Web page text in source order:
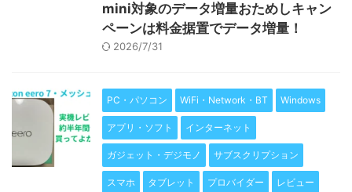
mini対象のデータ増量おためしキャン
ペーンは料金据置でデータ増量！
2026/7/31
PC・パソコン WiFi・Network・BT Windows
アプリ・ソフト インターネット
ガジェット・デジモノ サブスクリプション
スマホ タブレット プロバイダー レビュー